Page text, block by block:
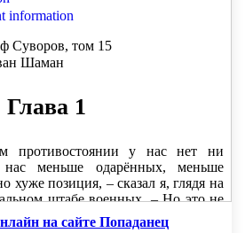
объявить полномасштабную
первыми?
противник все последние
наши элиты, выводят
на сайте Попаданец